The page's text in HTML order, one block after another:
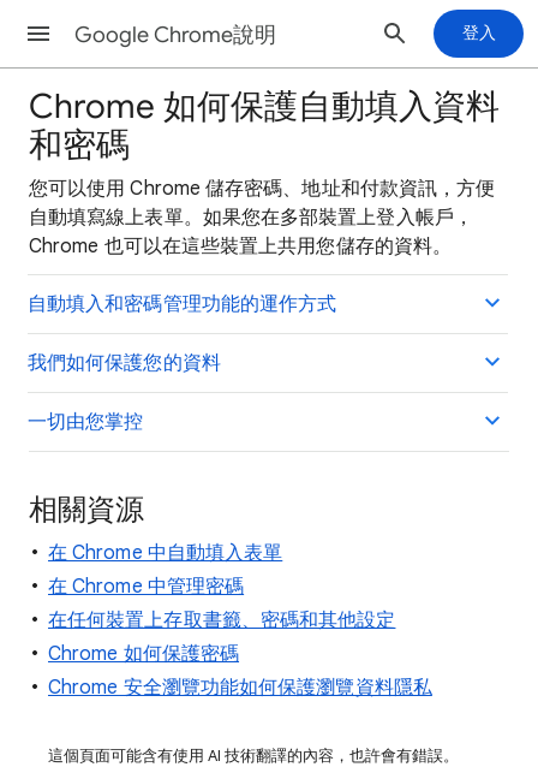
Google Chrome說明 登入
Chrome 如何保護自動填入資料
和密碼
您可以使用 Chrome 儲存密碼、地址和付款資訊，方便
自動填寫線上表單。如果您在多部裝置上登入帳戶，
Chrome 也可以在這些裝置上共用您儲存的資料。
自動填入和密碼管理功能的運作方式
我們如何保護您的資料
一切由您掌控
相關資源
在 Chrome 中自動填入表單
在 Chrome 中管理密碼
在任何裝置上存取書籤、密碼和其他設定
Chrome 如何保護密碼
Chrome 安全瀏覽功能如何保護瀏覽資料隱私
這個頁面可能含有使用 AI 技術翻譯的內容，也許會有錯誤。